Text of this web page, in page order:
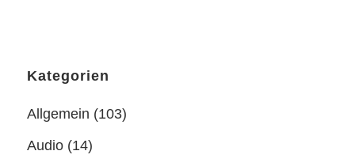
Kategorien
Allgemein (103)
Audio (14)